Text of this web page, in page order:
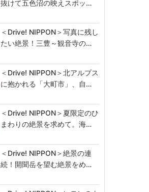
抜けて五色沼の映えスポッ…
＜Drive! NIPPON＞写真に残し
たい絶景！三豊～観音寺の…
＜Drive! NIPPON＞北アルプス
に抱かれる「大町市」、自…
＜Drive! NIPPON＞夏限定のひ
まわりの絶景を求めて。海…
＜Drive! NIPPON＞絶景の連
続！開聞岳を望む絶景をめ…